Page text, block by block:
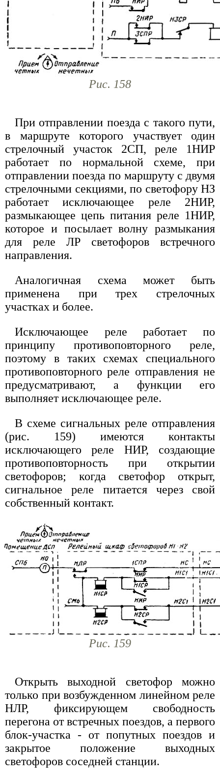
Рис. 158
При отправлении поезда с такого пути,
в маршруте которого участвует один
стрелочный участок 2СП, реле 1НИР
работает по нормальной схеме, при
отправлении поезда по маршруту с двумя
стрелочными секциями, по светофору НЗ
работает исключающее реле 2НИР,
размыкающее цепь питания реле 1НИР,
которое и посылает волну размыкания
для реле ЛР светофоров встречного
направления.
Аналогичная схема может быть
применена при трех стрелочных
участках и более.
Исключающее реле работает по
принципу противоповторного реле,
поэтому в таких схемах специального
противоповторного реле отправления не
предусматривают, а функции его
выполняет исключающее реле.
В схеме сигнальных реле отправления
(рис. 159) имеются контакты
исключающего реле НИР, создающие
противоповторность при открытии
светофоров; когда светофор открыт,
сигнальное реле питается через свой
собственный контакт.
Рис. 159
Открыть выходной светофор можно
только при возбужденном линейном реле
НЛР, фиксирующем свободность
перегона от встречных поездов, а первого
блок-участка - от попутных поездов и
закрытое положение выходных
светофоров соседней станции.